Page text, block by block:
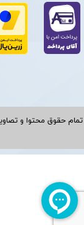
تمام حقوق محتوا و